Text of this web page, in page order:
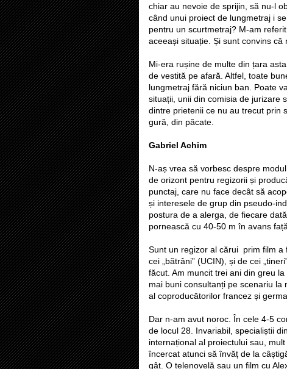
chiar au nevoie de sprijin, să nu-l
când unui proiect de lungmetraj i
pentru un scurtmetraj? M-am
aceeași situație. Și sunt convins
Mi-era rușine de multe din țara
de vestită pe afară. Altfel, toate
lungmetraj fără niciun ban. Poate
situații, unii din comisia de jurizare
dintre prietenii ce nu au trecut prin
gură, din păcate.
Gabriel Achim
N-aș vrea să vorbesc despre
de orizont pentru regizorii și
punctaj, care nu face decât să
și interesele de grup din pseudo-
postura de a alerga, de fiecare
pornească cu 40-50 m în avans
Sunt un regizor al cărui prim film a
cei „bătrâni” (UCIN), și de cei
făcut. Am muncit trei ani din greu
mai buni consultanți pe scenariu
al coproducătorilor francez și
Dar n-am avut noroc. În cele 4-5
de locul 28. Invariabil, specialiștii
internațional al proiectului sau,
încercat atunci să învăț de la
gât. O telenovelă sau un film cu